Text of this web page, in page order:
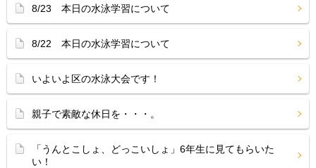
8/23 本日の水泳学習について
8/22 本日の水泳学習について
いよいよ区の水泳大会です！
親子で素敵な休日を・・・。
「うんとこしょ、どっこいしょ」6年生に見てもらいた
い！